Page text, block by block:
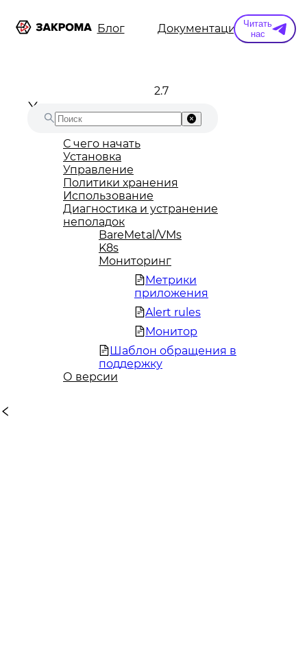
Информация Блог Документация
Читать
нас
2.7
С чего начать
Установка
Управление
Политики хранения
Использование
Диагностика и устранение
неполадок
BareMetal/VMs
K8s
Мониторинг
Метрики
приложения
Alert rules
Монитор
Шаблон обращения в
поддержку
О версии